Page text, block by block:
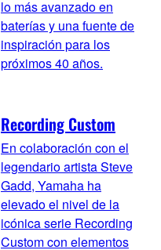
lo más avanzado en
baterías y una fuente de
inspiración para los
próximos 40 años.
Recording Custom
En colaboración con el
legendario artista Steve
Gadd, Yamaha ha
elevado el nivel de la
icónica serie Recording
Custom con elementos